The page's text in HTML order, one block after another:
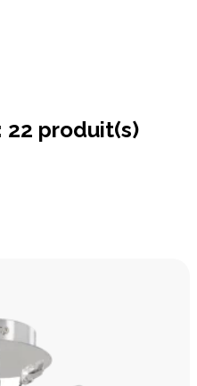
22 produit(s)